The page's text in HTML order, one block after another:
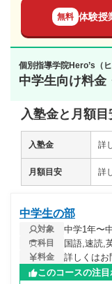
無料 体験授
個別指導学院Hero’s（ヒ
中学生向け料金
入塾金と月額目
入塾金 詳
月額目安 詳
中学生の部
対象 中学1年〜
科目 国語,速読,
料金
詳しくはお
このコースの注目